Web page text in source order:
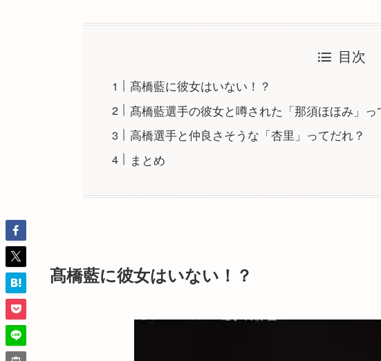
目次
髙橋藍に彼女はいない！？
髙橋藍選手の彼女と噂された「那須ほほみ」っ
高橋選手と仲良さそうな「杏里」ってだれ？
まとめ
髙橋藍に彼女はいない！？